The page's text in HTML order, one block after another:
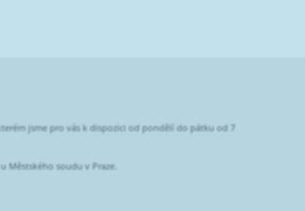
jsme pro vás k dispozici od pondělí do pátku od 7
Městského soudu v Praze.